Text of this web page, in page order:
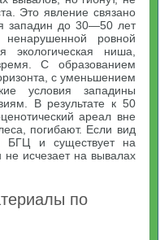
Это явление связано
западин до 30—50 лет
ровной
экологическая ниша,
С образованием
с уменьшением
условия западины
В результате к 50
ареал вне
погибают. Если вид
БГЦ и существует на
исчезает на вывалах
по